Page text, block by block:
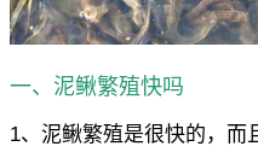
一、泥鳅繁殖快吗
1、泥鳅繁殖是很快的，而